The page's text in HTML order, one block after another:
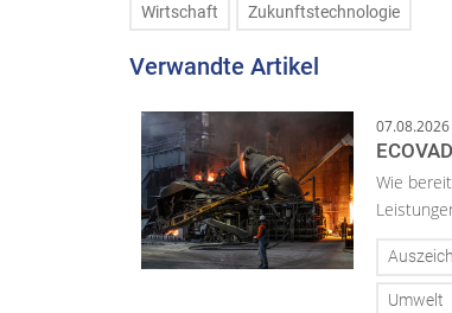
Wirtschaft Zukunftstechnologie
Verwandte Artikel
07.08.2026
Wie
Umwelt